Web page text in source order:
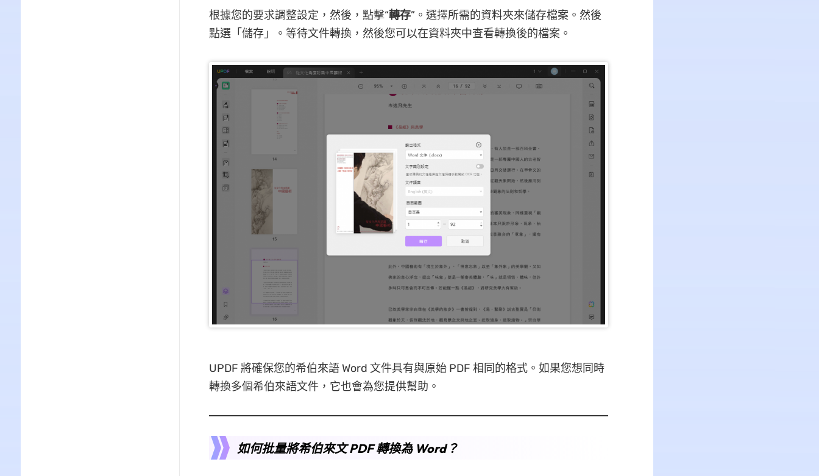
根據您的要求調整設定，然後，點擊“轉存”。選擇所需的資料夾來儲存檔案。然後
點選「儲存」。等待文件轉換，然後您可以在資料夾中查看轉換後的檔案。
UPDF 將確保您的希伯來語 Word 文件具有與原始 PDF 相同的格式。如果您想同時
轉換多個希伯來語文件，它也會為您提供幫助。
如何批量將希伯來文 PDF 轉換為 Word？